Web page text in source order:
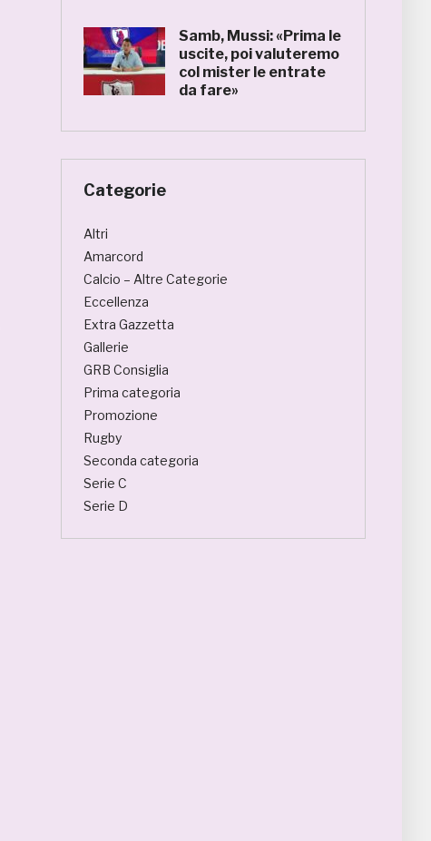
Samb, Mussi: «Prima le
uscite, poi valuteremo
col mister le entrate
da fare»
Categorie
Altri
Amarcord
Calcio – Altre Categorie
Eccellenza
Extra Gazzetta
Gallerie
GRB Consiglia
Prima categoria
Promozione
Rugby
Seconda categoria
Serie C
Serie D